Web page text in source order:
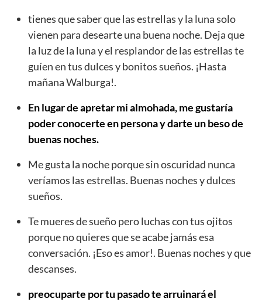
tienes que saber que las estrellas y la luna solo
vienen para desearte una buena noche. Deja que
la luz de la luna y el resplandor de las estrellas te
guíen en tus dulces y bonitos sueños. ¡Hasta
mañana Walburga!.
En lugar de apretar mi almohada, me gustaría
poder conocerte en persona y darte un beso de
buenas noches.
Me gusta la noche porque sin oscuridad nunca
veríamos las estrellas. Buenas noches y dulces
sueños.
Te mueres de sueño pero luchas con tus ojitos
porque no quieres que se acabe jamás esa
conversación. ¡Eso es amor!. Buenas noches y que
descanses.
preocuparte por tu pasado te arruinará el